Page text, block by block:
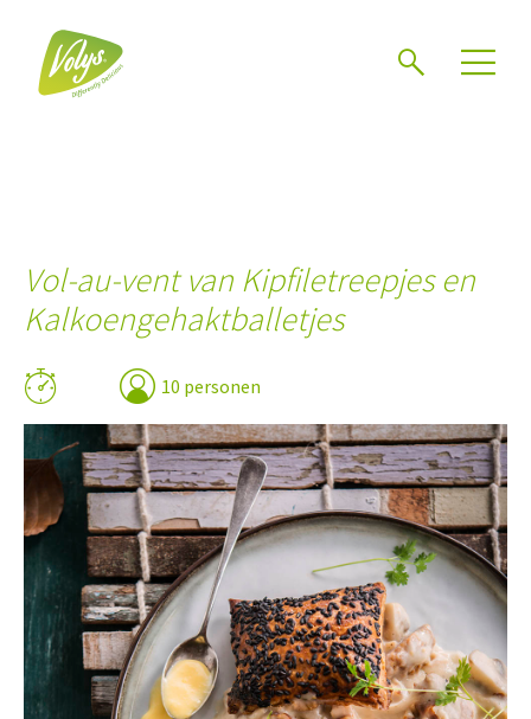
Vol-au-vent van Kipfiletreepjes en
Kalkoengehaktballetjes
10 personen